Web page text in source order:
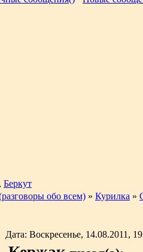
, Беркут
обо всем) » Курилка »
Дата: Воскресенье, 14.08.2011,